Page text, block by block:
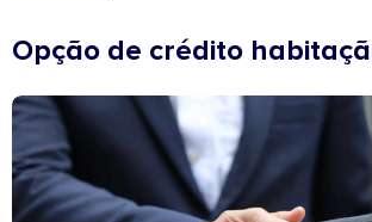
Opção de crédito